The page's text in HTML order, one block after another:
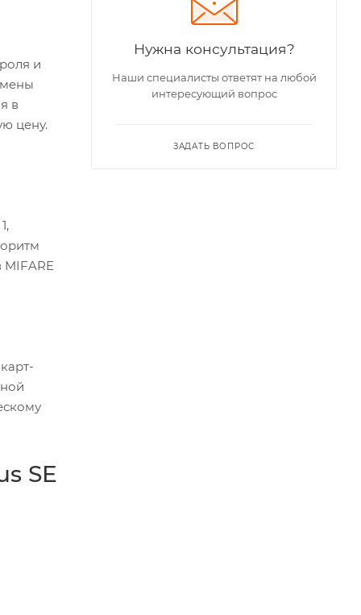
и
в
цену.
SE
Нужна консультация?
Наши специалисты ответят на любой
интересующий вопрос
ЗАДАТЬ ВОПРОС